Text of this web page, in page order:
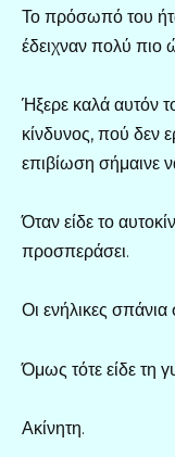
Το πρόσωπό του
έδειχναν πολύ πιο
Ήξερε καλά αυτόν
κίνδυνος, πού δεν
επιβίωση σήμαινε
Όταν είδε το
προσπεράσει.
Οι ενήλικες
Όμως τότε είδε τη
Ακίνητη.